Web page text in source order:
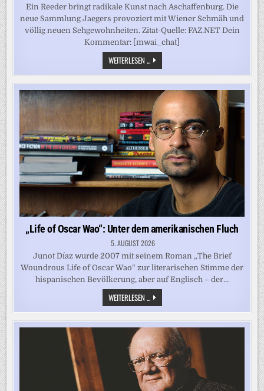
Ein Reeder bringt radikale Kunst nach Aschaffenburg. Die
neue Sammlung Jaegers provoziert mit Wiener Schmäh und
völlig neuen Sehgewohnheiten. Zitat-Quelle: FAZ.NET Dein
Kommentar: [mwai_chat]
WEITERLESEN ...SAMMLUNG
IN
ASCHAFFENBURG:
WIE
ALAIN
DELON
ZUM
ANDROGYNEN
DAVID
WIRD
„Life of Oscar Wao“: Unter dem amerikanischen Fluch
5. AUGUST 2026
Junot Díaz wurde 2007 mit seinem Roman „The Brief
Woundrous Life of Oscar Wao“ zur literarischen Stimme der
hispanischen Bevölkerung, aber auf Englisch – der…
WEITERLESEN ... „LIFE
OF
OSCAR
WAO“:
UNTER
DEM
AMERIKANISCHEN
FLUCH